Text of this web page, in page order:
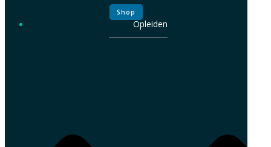
Shop
Opleiden